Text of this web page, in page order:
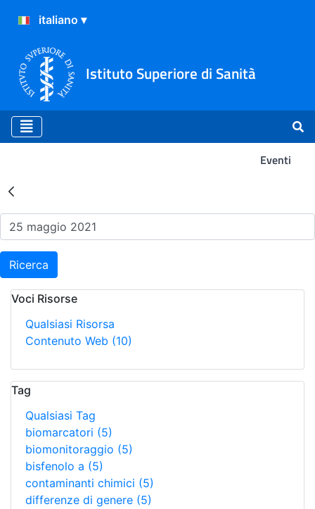
Istituto Superiore di Sanità
Eventi
Risultati della Ricerca -
Ricerca
Voci Risorse
Qualsiasi Risorsa
Contenuto Web (10)
Tag
Qualsiasi Tag
biomarcatori (5)
biomonitoraggio (5)
bisfenolo a (5)
contaminanti chimici (5)
differenze di genere (5)